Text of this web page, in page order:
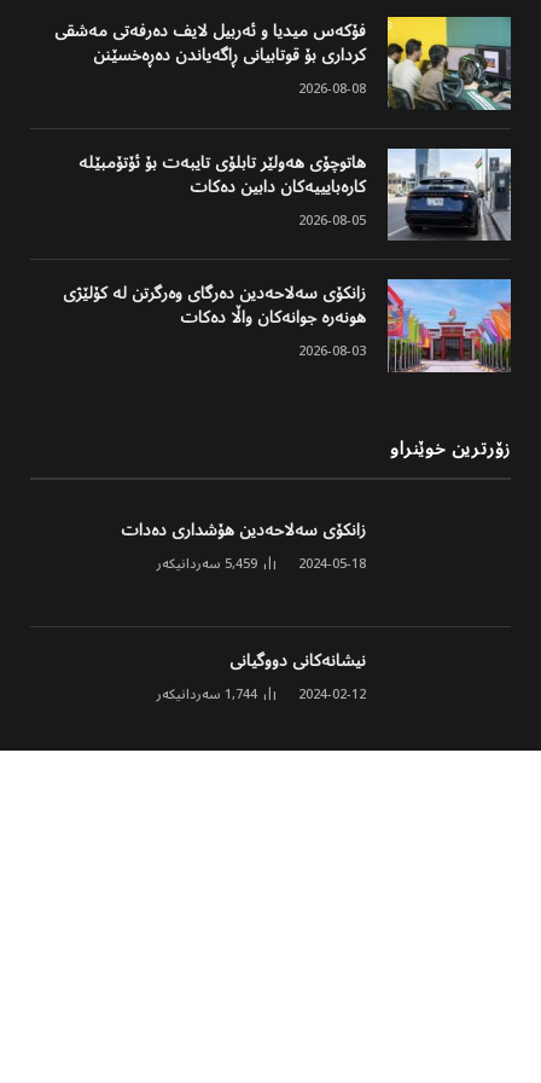
فۆکەس میدیا و ئەربیل لایف دەرفەتی مەشقی
کرداری بۆ قوتابیانی ڕاگەیاندن دەڕەخسێنن
2026-08-08
هاتوچۆی هەولێر تابلۆی تایبەت بۆ ئۆتۆمبێلە
کارەبایییەکان دابین دەکات
2026-08-05
زانکۆی سەلاحەدین دەرگای وەرگرتن لە کۆلێژی
هونەرە جوانەکان واڵا دەکات
2026-08-03
زۆرترین خوێنراو
زانکۆی سەلاحەدین هۆشداری دەدات
2024-05-18
5,459 سەردانیکەر
نیشانەکانی دووگیانی
2024-02-12
1,744 سەردانیکەر